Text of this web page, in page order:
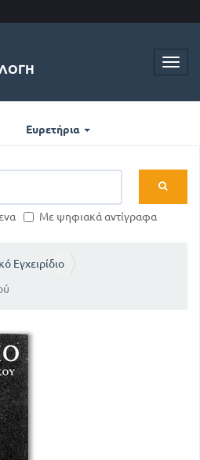
Ευρετήρια
Με ψηφιακά αντίγραφα
Εγχειρίδιο